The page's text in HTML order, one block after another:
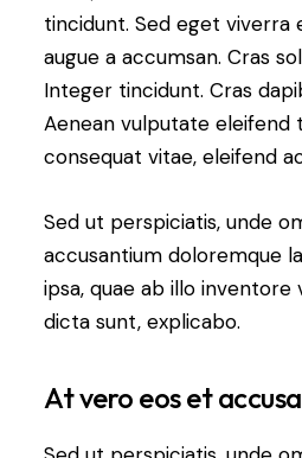
tincidunt. Sed eget viverra
augue a accumsan. Cras
Integer tincidunt. Cras
Aenean vulputate eleifend
consequat vitae, eleifend
Sed ut perspiciatis, unde
accusantium doloremque
ipsa, quae ab illo
dicta sunt, explicabo.
At vero eos et